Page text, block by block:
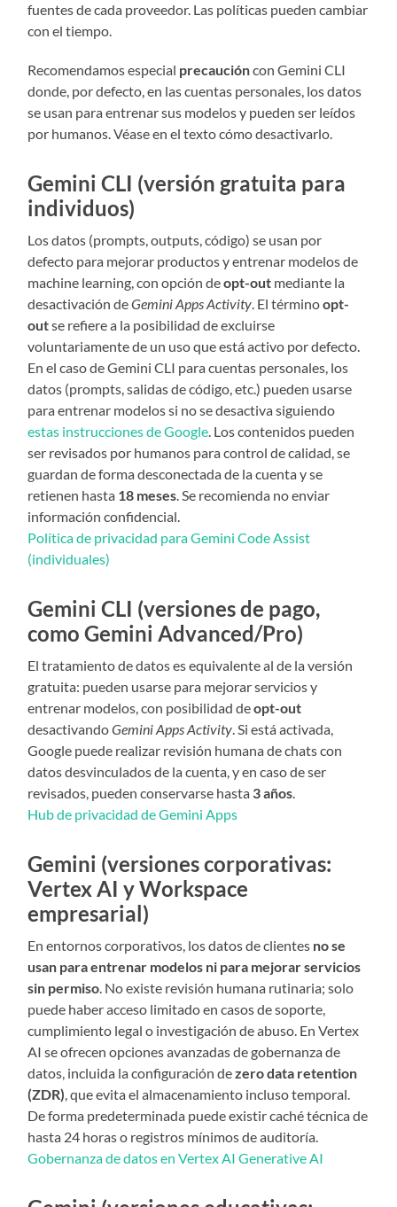
fuentes de cada proveedor. Las políticas pueden cambiar
con el tiempo.
Recomendamos especial precaucióncon Gemini CLI
donde, por defecto, en las cuentas personales, los datos
se usan para entrenar sus modelos y pueden ser leídos
por humanos. Véase en el texto cómo desactivarlo.
Gemini CLI (versión gratuita para
individuos)
Los datos (prompts, outputs, código) se usan por
defecto para mejorar productos y entrenar modelos de
machine learning, con opción deopt-out mediante la
desactivación deGemini Apps Activity. El términoopt-
outse refiere a la posibilidad de excluirse
voluntariamente de un uso que está activo por defecto.
En el caso de Gemini CLI para cuentas personales, los
datos (prompts, salidas de código, etc.) pueden usarse
para entrenar modelos si no se desactiva siguiendo
estas instrucciones de Google. Los contenidos pueden
ser revisados por humanos para control de calidad, se
guardan de forma desconectada de la cuenta y se
retienen hasta 18 meses. Se recomienda no enviar
información confidencial.
Política de privacidad para Gemini Code Assist
(individuales)
Gemini CLI (versiones de pago,
como Gemini Advanced/Pro)
El tratamiento de datos es equivalente al de la versión
gratuita: pueden usarse para mejorar servicios y
entrenar modelos, con posibilidad deopt-out
desactivandoGemini Apps Activity. Si está activada,
Google puede realizar revisión humana de chats con
datos desvinculados de la cuenta, y en caso de ser
revisados, pueden conservarse hasta 3 años.
Hub de privacidad de Gemini Apps
Gemini (versiones corporativas:
Vertex AI y Workspace
empresarial)
En entornos corporativos, los datos de clientes no se
usan para entrenar modelos ni para mejorar servicios
sin permiso. No existe revisión humana rutinaria; solo
puede haber acceso limitado en casos de soporte,
cumplimiento legal o investigación de abuso. En Vertex
AI se ofrecen opciones avanzadas de gobernanza de
datos, incluida la configuración dezero data retention
(ZDR), que evita el almacenamiento incluso temporal.
De forma predeterminada puede existir caché técnica de
hasta 24 horas o registros mínimos de auditoría.
Gobernanza de datos en Vertex AI Generative AI